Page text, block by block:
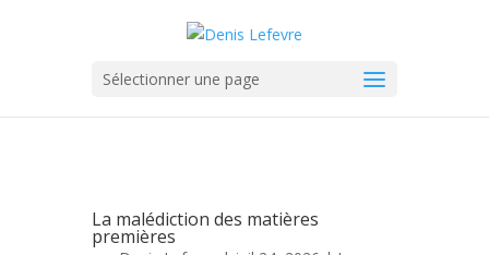
Sélectionner une page
La malédiction des matières
premières